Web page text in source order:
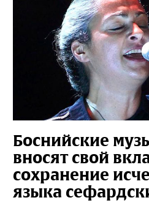
Боснийские
вносят свой
сохранение
языка